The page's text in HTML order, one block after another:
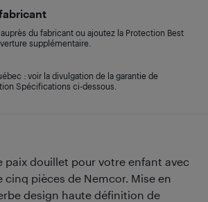
paix douillet pour votre enfant avec
cinq pièces de Nemcor. Mise en
design haute définition de
du fabricant ou ajoutez la Protection Best
supplémentaire.
: voir la divulgation de la garantie de
Spécifications ci-dessous.